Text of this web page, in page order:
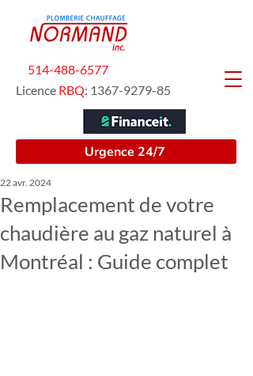
514-488-6577
Licence RBQ: 1367-9279-85
Urgence 24/7
Remplacement de votre
chaudière au gaz naturel à
Montréal : Guide complet
22 avr. 2024